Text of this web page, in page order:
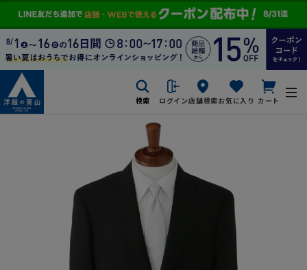
検索 ログイン店舗検索お気に入り カート